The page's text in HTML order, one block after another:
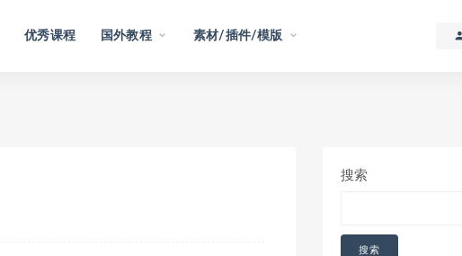
优秀课程 国外教程 素材/插件/模版
搜索
搜索